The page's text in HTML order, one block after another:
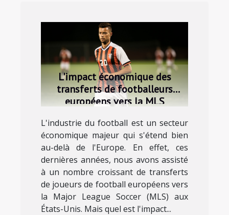
L'impact économique des
transferts de footballeurs
européens vers la MLS
L'industrie du football est un secteur
économique majeur qui s'étend bien
au-delà de l'Europe. En effet, ces
dernières années, nous avons assisté
à un nombre croissant de transferts
de joueurs de football européens vers
la Major League Soccer (MLS) aux
États-Unis. Mais quel est l'impact...